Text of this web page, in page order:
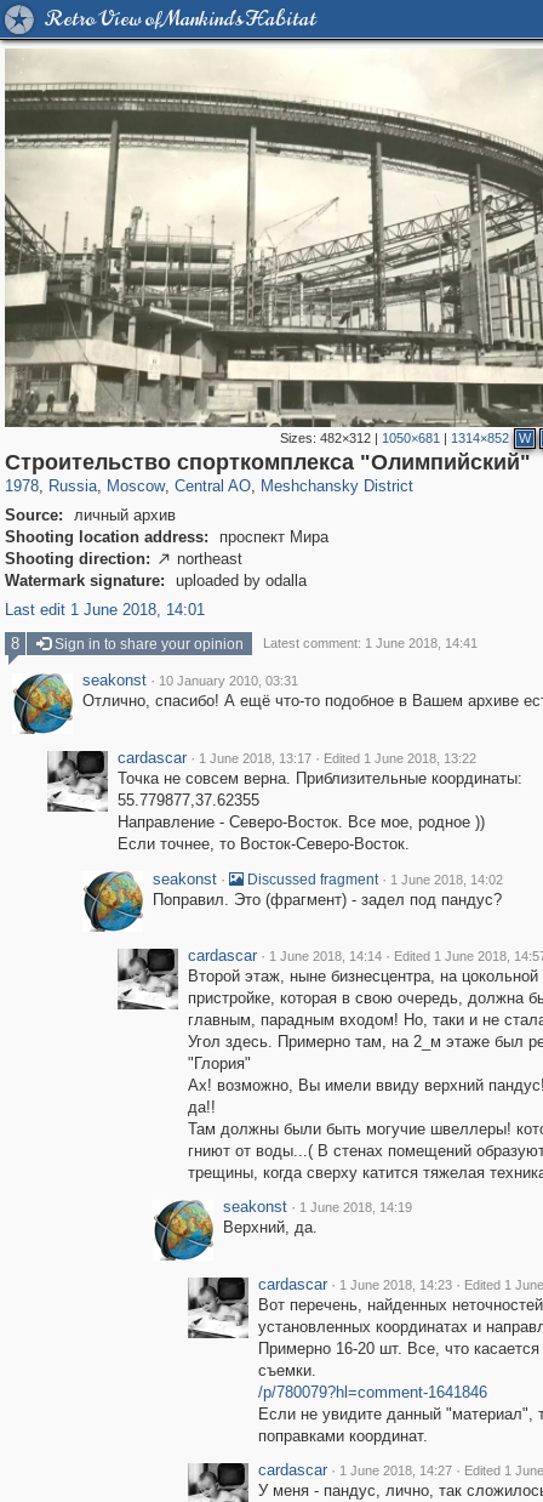
Retro View of Mankind's Habitat
Sizes: 482×312 | 1050×681 | 1314×852 W
Строительство спорткомплекса "Олимпийский"
1978, Russia
1,406,840 29,243
, Moscow
319,864 8,286
, Central AO
160,012 5,916
, Meshchansky District
10,185 264
Source:
личный архив
Shooting location address:
проспект Мира
Shooting direction:  northeast
Watermark signature:
uploaded by odalla
Last edit 1 June 2018, 14:01
8
Sign in to share your opinion Latest comment: 1 June 2018, 14:41
seakonst · 10 January 2010, 03:31
Отлично, спасибо! А ещё что-то подобное в Вашем архиве
cardascar · 1 June 2018, 13:17 · Edited 1 June 2018, 13:22
Точка не совсем верна. Приблизительные координаты:
55.779877,37.62355
Направление - Северо-Восток. Все мое, родное ))
Если точнее, то Восток-Северо-Восток.
seakonst · Discussed fragment · 1 June 2018, 14:02
Поправил. Это (фрагмент) - задел под пандус?
cardascar · 1 June 2018, 14:14 · Edited 1 June 2018,
Второй этаж, ныне бизнесцентра, на цокольной
пристройке, которая в свою очередь, должна
главным, парадным входом! Но, таки и не
Угол здесь. Примерно там, на 2_м этаже был
"Глория"
Ах! возможно, Вы имели ввиду верхний
да!!
Там должны были быть могучие швеллеры!
гниют от воды...( В стенах помещений
трещины, когда сверху катится тяжелая
seakonst · 1 June 2018, 14:19
Верхний, да.
cardascar · 1 June 2018, 14:23 · Edited 1
Вот перечень, найденных
установленных координатах и
Примерно 16-20 шт. Все, что
съемки.
/p/780079?hl=comment-1641846
Если не увидите данный "материал",
поправками координат.
cardascar · 1 June 2018, 14:27 · Edited 1
У меня - пандус, лично, так